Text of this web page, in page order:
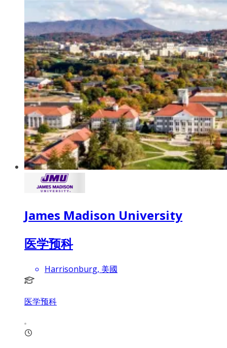
James Madison University
医学预科
Harrisonburg, 美國
医学预科